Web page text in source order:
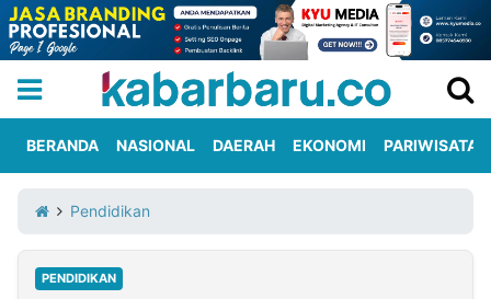
Iklan
Berita
Kami
BERANDA NASIONAL DAERAH EKONOMI PARIWISATA
Pendidikan
PENDIDIKAN